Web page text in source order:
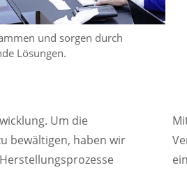
und sorgen durch
Lösungen.
Um die
bewältigen, haben wir